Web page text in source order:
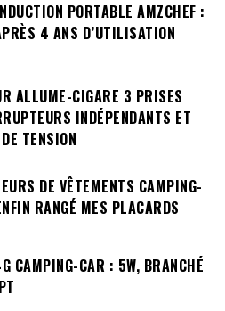
PORTABLE AMZCHEF :
4 ANS D’UTILISATION
ALLUME-CIGARE 3 PRISES
INDÉPENDANTS ET
TENSION
DE VÊTEMENTS CAMPING-
RANGÉ MES PLACARDS
CAMPING-CAR : 5W, BRANCHÉ